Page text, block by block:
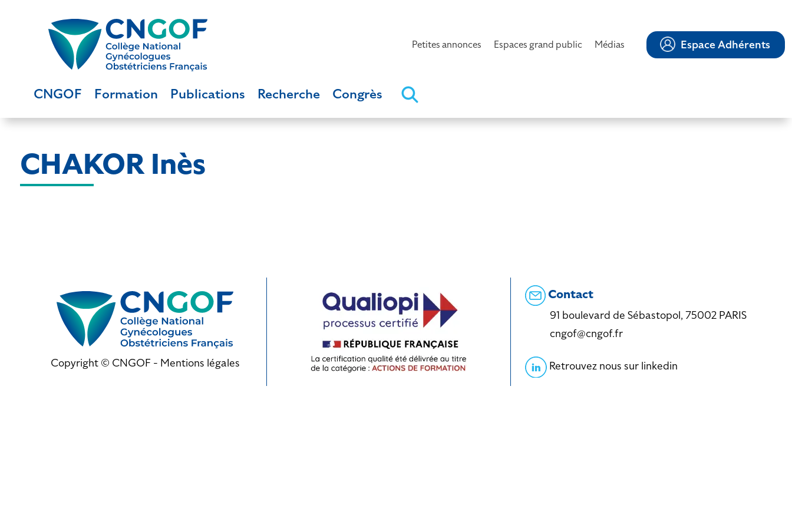
Petites annonces Espaces grand public Médias Espace Adhérents
CNGOF Formation Publications Recherche Congrès
CHAKOR Inès
Copyright © CNGOF - Mentions légales
Contact
91 boulevard de Sébastopol, 75002 PARIS
cngof@cngof.fr
Retrouvez nous sur linkedin